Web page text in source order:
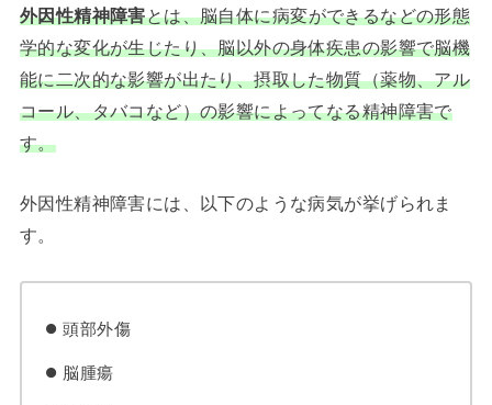
外因性精神障害とは、脳自体に病変ができるなどの形態
学的な変化が生じたり、脳以外の身体疾患の影響で脳機
能に二次的な影響が出たり、摂取した物質（薬物、アル
コール、タバコなど）の影響によってなる精神障害で
す。
外因性精神障害には、以下のような病気が挙げられま
す。
頭部外傷
脳腫瘍